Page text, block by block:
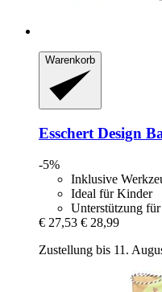
Warenkorb
Esschert Design
-5%
Inklusive
Ideal für Kinder
Unterstützung
€ 27,53 € 28,99
Zustellung bis 11.